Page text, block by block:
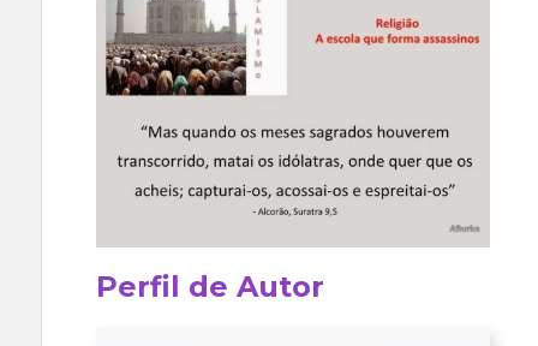
Perfil de Autor